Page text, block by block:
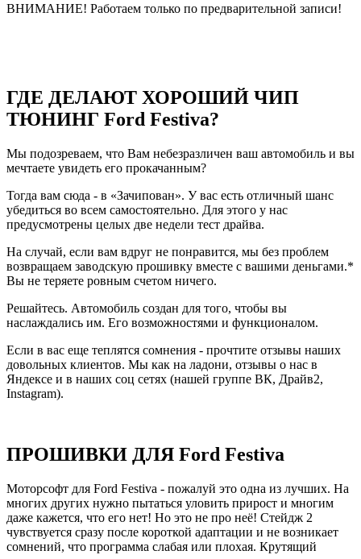
ВНИМАНИЕ! Работаем только по предварительной записи!
ГДЕ ДЕЛАЮТ ХОРОШИЙ ЧИП
ТЮНИНГ Ford Festiva?
Мы подозреваем, что Вам небезразличен ваш автомобиль и вы
мечтаете увидеть его прокачанным?
Тогда вам сюда - в «Зачипован». У вас есть отличный шанс
убедиться во всем самостоятельно. Для этого у нас
предусмотрены целых две недели тест драйва.
На случай, если вам вдруг не понравится, мы без проблем
возвращаем заводскую прошивку вместе с вашими деньгами.*
Вы не теряете ровным счетом ничего.
Решайтесь. Автомобиль создан для того, чтобы вы
наслаждались им. Его возможностями и функционалом.
Если в вас еще теплятся сомнения - прочтите отзывы наших
довольных клиентов. Мы как на ладони, отзывы о нас в
Яндексе и в наших соц сетях (нашей группе ВК, Драйв2,
Instagram).
ПРОШИВКИ ДЛЯ Ford Festiva
Моторсофт для Ford Festiva - пожалуй это одна из лучших. На
многих других нужно пытаться уловить прирост и многим
даже кажется, что его нет! Но это не про неё! Стейдж 2
чувствуется сразу после короткой адаптации и не возникает
сомнений, что программа слабая или плохая. Крутящий